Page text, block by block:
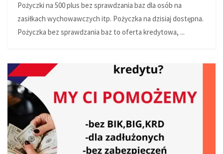
Pożyczki na 500 plus bez sprawdzania baz dla osób na
zasiłkach wychowawczych itp. Pożyczka na dzisiaj dostępna.
Pożyczka bez sprawdzania baz to oferta kredytowa, ...